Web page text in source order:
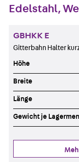
Edelstahl,
GBHKK E
Gitterbahn Halter
Höhe
Breite
Länge
Gewicht je